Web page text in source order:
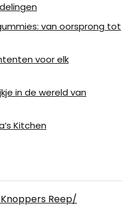
van oorsprong tot
voor elk
in de wereld van
Kitchen
Reep/